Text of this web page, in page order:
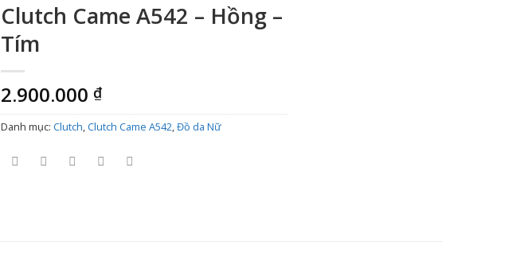
Clutch Came A542 – Hồng –
Tím
2.900.000 ₫
Danh mục: Clutch,Clutch Came A542,Đồ da Nữ